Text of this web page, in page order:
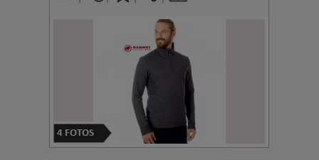
4 FOTOS